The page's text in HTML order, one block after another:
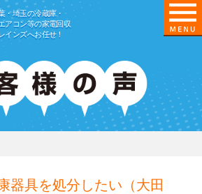
/千葉/神奈川の 冷蔵庫・洗濯機・エアコン
・埼玉の冷蔵庫・
アコン等の家電回収
インズへお任せ！
器具を処分したい（大田